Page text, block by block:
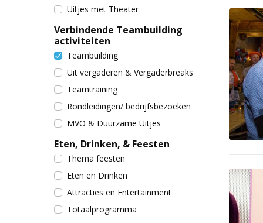
Uitjes met Theater
Verbindende Teambuilding
activiteiten
Teambuilding
Uit vergaderen & Vergaderbreaks
Teamtraining
Rondleidingen/ bedrijfsbezoeken
MVO & Duurzame Uitjes
Eten, Drinken, & Feesten
Thema feesten
Eten en Drinken
Attracties en Entertainment
Totaalprogramma